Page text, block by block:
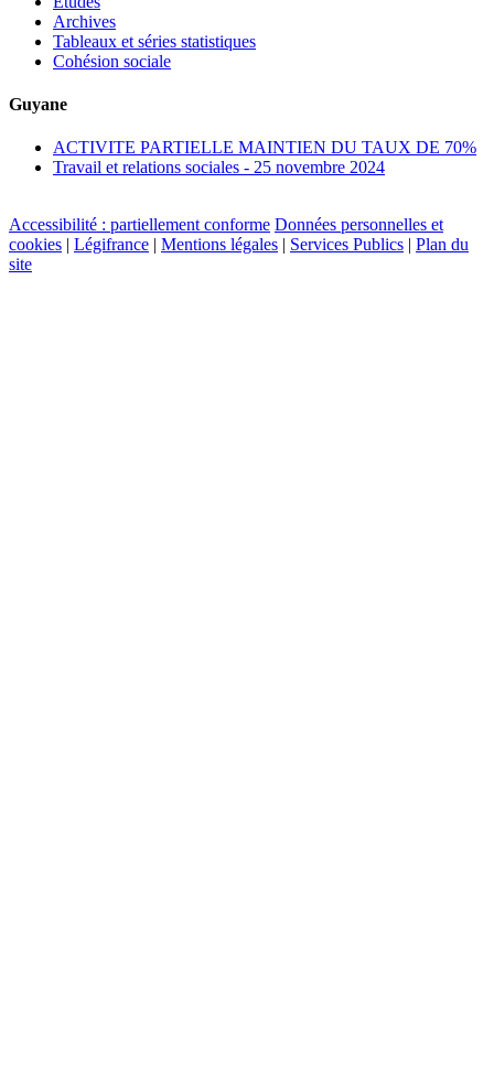
Archives
Tableaux et séries statistiques
Cohésion sociale
Guyane
ACTIVITE PARTIELLE MAINTIEN DU TAUX DE 70%
Travail et relations sociales - 25 novembre 2024
Accessibilité : partiellement conforme Données personnelles et
cookies
Légifrance Mentions légales Services Publics
Plan du
site